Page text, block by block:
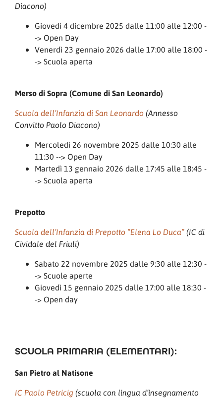
Diacono)
Giovedì 4 dicembre 2025 dalle 11:00 alle 12:00 -
-> Open Day
Venerdì 23 gennaio 2026 dalle 17:00 alle 18:00 -
-> Scuola aperta
Merso di Sopra (Comune di San Leonardo)
Scuola dell’Infanzia di San Leonardo (Annesso
Convitto Paolo Diacono)
Mercoledì 26 novembre 2025 dalle 10:30 alle
11:30 --> Open Day
Martedì 13 gennaio 2026 dalle 17:45 alle 18:45 -
-> Scuola aperta
Prepotto
Scuola dell’Infanzia di Prepotto “Elena Lo Duca” (IC di
Cividale del Friuli)
Sabato 22 novembre 2025 dalle 9:30 alle 12:30 -
-> Scuole aperte
Giovedì 15 gennaio 2025 dalle 17:00 alle 18:30 -
-> Open day
SCUOLA PRIMARIA (ELEMENTARI):
San Pietro al Natisone
IC Paolo Petricig (scuola con lingua d’insegnamento